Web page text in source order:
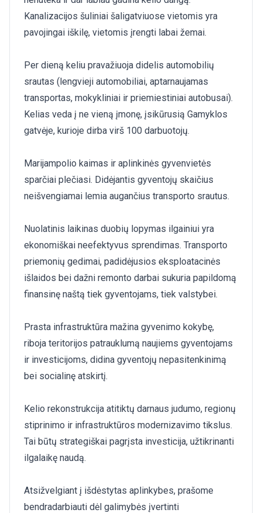
Kanalizacijos šuliniai šaligatviuose vietomis yra
pavojingai iškilę, vietomis įrengti labai žemai.
Per dieną keliu pravažiuoja didelis automobilių
srautas (lengvieji automobiliai, aptarnaujamas
transportas, mokykliniai ir priemiestiniai autobusai).
Kelias veda į ne vieną įmonę, įsikūrusią Gamyklos
gatvėje, kurioje dirba virš 100 darbuotojų.
Marijampolio kaimas ir aplinkinės gyvenvietės
sparčiai plečiasi. Didėjantis gyventojų skaičius
neišvengiamai lemia augančius transporto srautus.
Nuolatinis laikinas duobių lopymas ilgainiui yra
ekonomiškai neefektyvus sprendimas. Transporto
priemonių gedimai, padidėjusios eksploatacinės
išlaidos bei dažni remonto darbai sukuria papildomą
finansinę naštą tiek gyventojams, tiek valstybei.
Prasta infrastruktūra mažina gyvenimo kokybę,
riboja teritorijos patrauklumą naujiems gyventojams
ir investicijoms, didina gyventojų nepasitenkinimą
bei socialinę atskirtį.
Kelio rekonstrukcija atitiktų darnaus judumo, regionų
stiprinimo ir infrastruktūros modernizavimo tikslus.
Tai būtų strategiškai pagrįsta investicija, užtikrinanti
ilgalaikę naudą.
Atsižvelgiant į išdėstytas aplinkybes, prašome
bendradarbiauti dėl galimybės įvertinti